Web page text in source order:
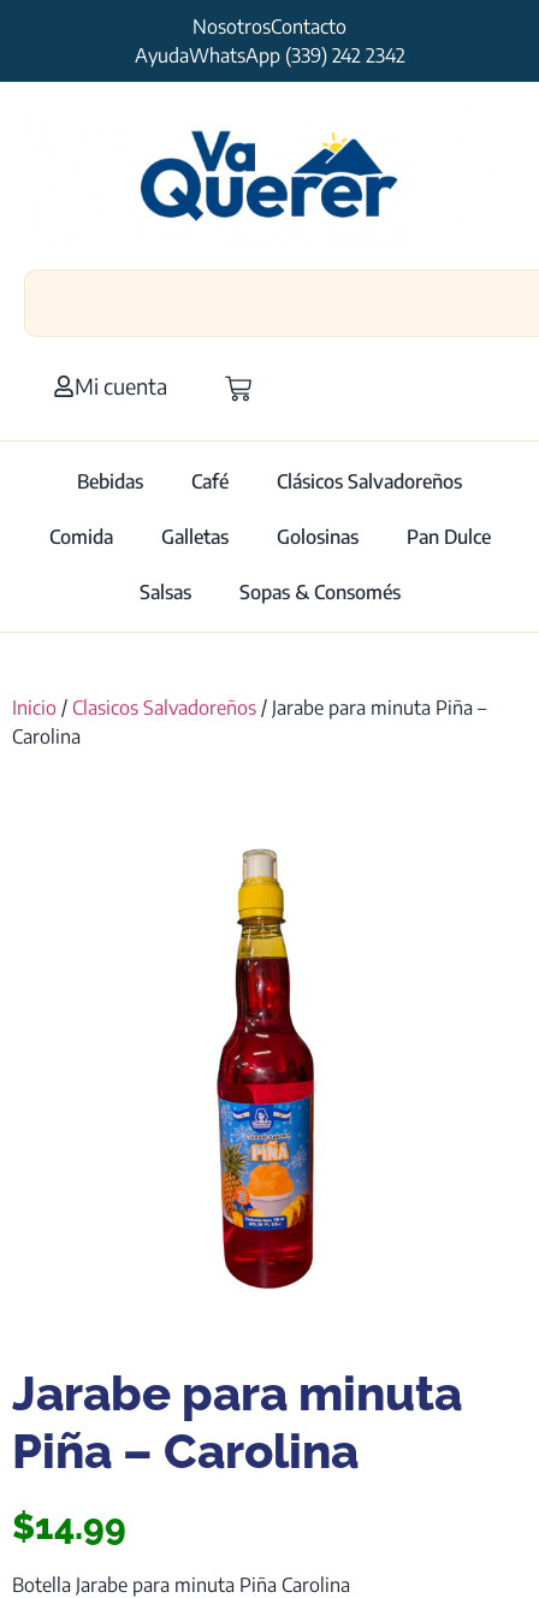
NosotrosContacto
AyudaWhatsApp (339) 242 2342
Mi cuenta
Bebidas Café Clásicos Salvadoreños
Comida Galletas Golosinas Pan Dulce
Salsas Sopas & Consomés
Inicio / Clasicos Salvadoreños / Jarabe para minuta Piña –
Carolina
Jarabe para minuta
Piña – Carolina
$14.99
Botella Jarabe para minuta Piña Carolina